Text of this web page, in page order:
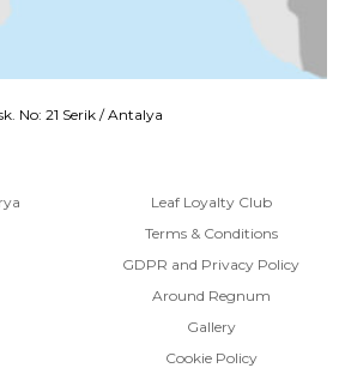
No: 21 Serik / Antalya
Leaf Loyalty Club
Terms & Conditions
GDPR and Privacy Policy
Around Regnum
Gallery
Cookie Policy